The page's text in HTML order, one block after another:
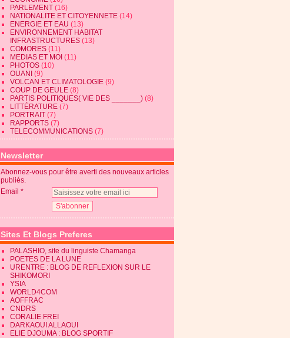
PARLEMENT (16)
NATIONALITE ET CITOYENNETE (14)
ENERGIE ET EAU (13)
ENVIRONNEMENT HABITAT
INFRASTRUCTURES (13)
COMORES (11)
MEDIAS ET MOI (11)
PHOTOS (10)
OUANI (9)
VOLCAN ET CLIMATOLOGIE (9)
COUP DE GEULE (8)
PARTIS POLITIQUES( VIE DES _______) (8)
LITTÉRATURE (7)
PORTRAIT (7)
RAPPORTS (7)
TELECOMMUNICATIONS (7)
Newsletter
Abonnez-vous pour être averti des nouveaux articles
publiés.
Email
Sites Et Blogs Preferes
PALASHIO, site du linguiste Chamanga
POETES DE LA LUNE
URENTRE : BLOG DE REFLEXION SUR LE
SHIKOMORI
YSIA
WORLD4COM
AOFFRAC
CNDRS
CORALIE FREI
DARKAOUI ALLAOUI
ELIE DJOUMA : BLOG SPORTIF